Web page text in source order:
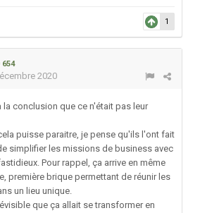
1
654
2020
la conclusion que ce n'était pas leur
puisse paraitre, je pense qu'ils l'ont fait
simplifier les missions de business avec
Pour rappel, ça arrive en même
première brique permettant de réunir les
un lieu unique.
que ça allait se transformer en